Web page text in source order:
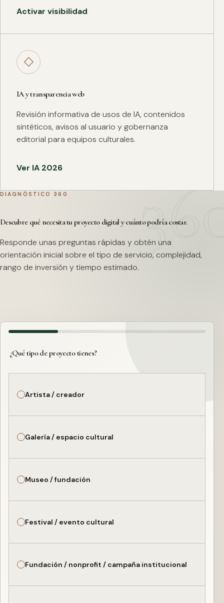
Activar visibilidad
◇
IA y transparencia web
Revisión informativa de usos de IA, contenidos
sintéticos, avisos al usuario y gobernanza
editorial para equipos culturales.
Ver IA 2026
DIAGNÓSTICO 360
Descubre qué necesita tu proyecto digital y cuánto podría costar.
Responde unas preguntas rápidas y obtén una
orientación inicial sobre el tipo de servicio, complejidad,
rango de inversión y tiempo estimado.
¿Qué tipo de proyecto tienes?
Artista / creador
Galería / espacio cultural
Museo / fundación
Festival / evento cultural
Fundación / nonprofit / campaña institucional